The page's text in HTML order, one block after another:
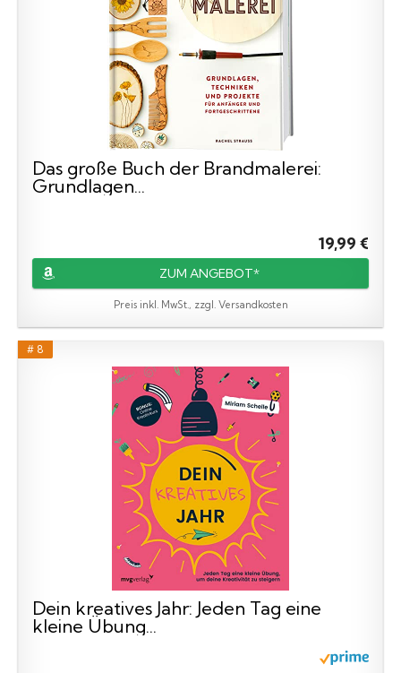
Das große Buch der Brandmalerei:
Grundlagen...
19,99 €
ZUM ANGEBOT*
Preis inkl. MwSt., zzgl. Versandkosten
# 8
Dein kreatives Jahr: Jeden Tag eine
kleine Übung...